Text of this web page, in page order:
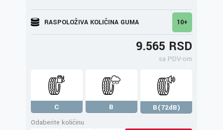
RASPOLOŽIVA KOLIČINA GUMA 10+
9.565 RSD
sa PDV-om
C B
B(72dB)
Odaberite količinu